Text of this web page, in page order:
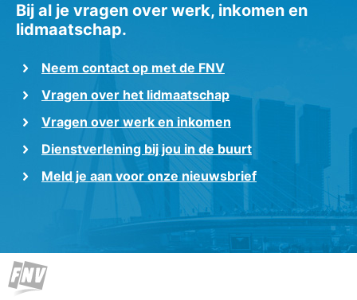
Bij al je vragen over werk, inkomen en
lidmaatschap.
Neem contact op met de FNV
Vragen over het lidmaatschap
Vragen over werk en inkomen
Dienstverlening bij jou in de buurt
Meld je aan voor onze nieuwsbrief